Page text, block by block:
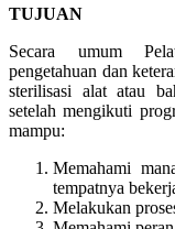
Secara umum
pengetahuan dan
sterilisasi alat atau
setelah mengikuti
mampu:
Memahami
tempatnya
Melakukan